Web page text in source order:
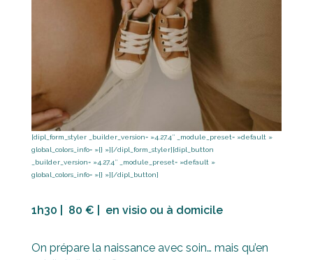
[dipl_form_styler _builder_version= »4.27.4″ _module_preset= »default »
global_colors_info= »{} »][/dipl_form_styler][dipl_button
_builder_version= »4.27.4″ _module_preset= »default »
global_colors_info= »{} »][/dipl_button]
1h30 | 80 € | en visio ou à domicile
On prépare la naissance avec soin… mais qu’en